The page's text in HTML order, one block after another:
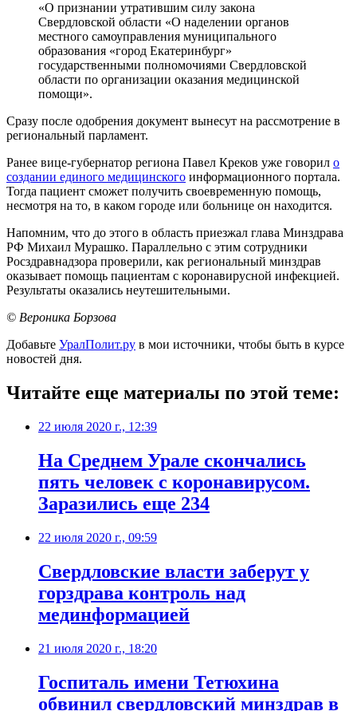
«О признании утратившим силу закона
Свердловской области «О наделении органов
местного самоуправления муниципального
образования «город Екатеринбург»
государственными полномочиями Свердловской
области по организации оказания медицинской
помощи».
Сразу после одобрения документ вынесут на рассмотрение в
региональный парламент.
Ранее вице-губернатор региона Павел Креков уже говорил о
создании единого медицинского информационного портала.
Тогда пациент сможет получить своевременную помощь,
несмотря на то, в каком городе или больнице он находится.
Напомним, что до этого в область приезжал глава Минздрава
РФ Михаил Мурашко. Параллельно с этим сотрудники
Росздравнадзора проверили, как региональный минздрав
оказывает помощь пациентам с коронавирусной инфекцией.
Результаты оказались неутешительными.
© Вероника Борзова
Добавьте УралПолит.ру в мои источники, чтобы быть в курсе
новостей дня.
Читайте еще материалы по этой теме:
22 июля 2020 г., 12:39
На Среднем Урале скончались
пять человек с коронавирусом.
Заразились еще 234
22 июля 2020 г., 09:59
Свердловские власти заберут у
горздрава контроль над
мединформацией
21 июля 2020 г., 18:20
Госпиталь имени Тетюхина
обвинил свердловский минздрав в